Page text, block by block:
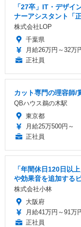
「27卒」IT・デザイ
ナーアシスタント「
株式会社LOP
千葉県
月給26万円～32万
正社員
カット専門の理容師/
QBハウス鵜の木駅
東京都
月給25万500円～
正社員
「年間休日120日以
や効果音を追加する
株式会社小林
大阪府
月給41万円～91万
正社員